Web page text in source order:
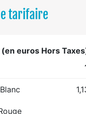
tarifaire
euros Hors